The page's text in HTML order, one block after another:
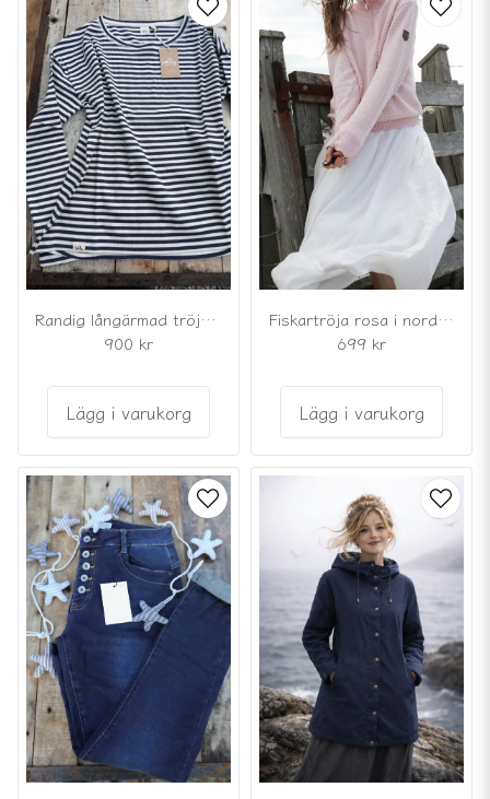
Randig långärmad tröja marinblå/vit
900 kr
Lägg i varukorg
Fiskartröja rosa i nordisk lusekoftestil
699 kr
Lägg i varukorg